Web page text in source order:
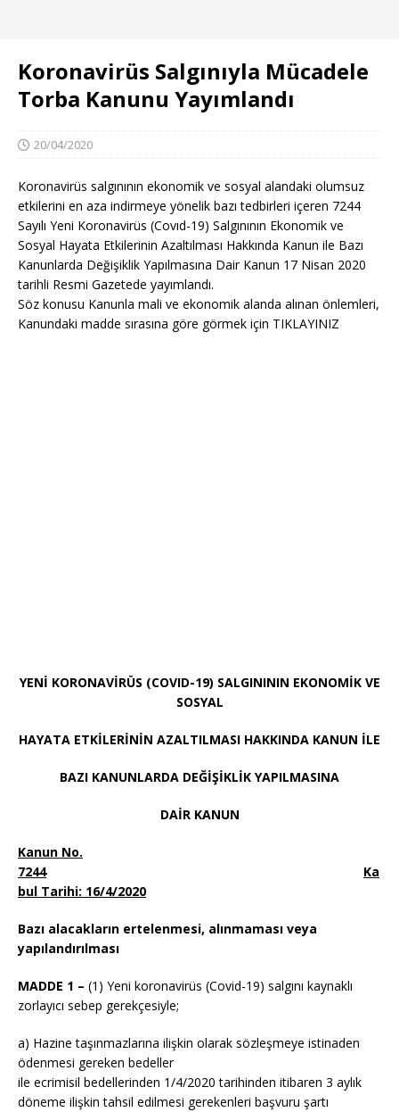
Koronavirüs Salgınıyla Mücadele
Torba Kanunu Yayımlandı
20/04/2020
Koronavirüs salgınının ekonomik ve sosyal alandaki olumsuz
etkilerini en aza indirmeye yönelik bazı tedbirleri içeren 7244
Sayılı Yeni Koronavirüs (Covıd-19) Salgınının Ekonomik ve
Sosyal Hayata Etkilerinin Azaltılması Hakkında Kanun ile Bazı
Kanunlarda Değişiklik Yapılmasına Dair Kanun 17 Nisan 2020
tarihli Resmi Gazetede yayımlandı.
Söz konusu Kanunla mali ve ekonomik alanda alınan önlemleri,
Kanundaki madde sırasına göre görmek için TIKLAYINIZ
YENİ KORONAVİRÜS (COVID-19) SALGINININ EKONOMİK VE
SOSYAL
HAYATA ETKİLERİNİN AZALTILMASI HAKKINDA KANUN İLE
BAZI KANUNLARDA DEĞİŞİKLİK YAPILMASINA
DAİR KANUN
Kanun No.
7244
Ka
bul Tarihi: 16/4/2020
Bazı alacakların ertelenmesi, alınmaması veya
yapılandırılması
MADDE 1 – (1) Yeni koronavirüs (Covid-19) salgını kaynaklı
zorlayıcı sebep gerekçesiyle;
a) Hazine taşınmazlarına ilişkin olarak sözleşmeye istinaden
ödenmesi gereken bedeller
ile ecrimisil bedellerinden 1/4/2020 tarihinden itibaren 3 aylık
döneme ilişkin tahsil edilmesi gerekenleri başvuru şartı